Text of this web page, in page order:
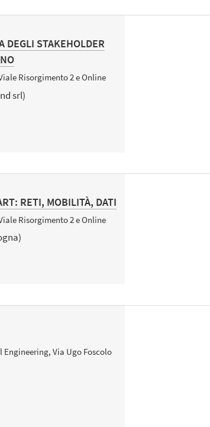
DEGLI STAKEHOLDER
Risorgimento 2 e Online
srl)
RETI, MOBILITÀ, DATI
Risorgimento 2 e Online
Via Ugo Foscolo